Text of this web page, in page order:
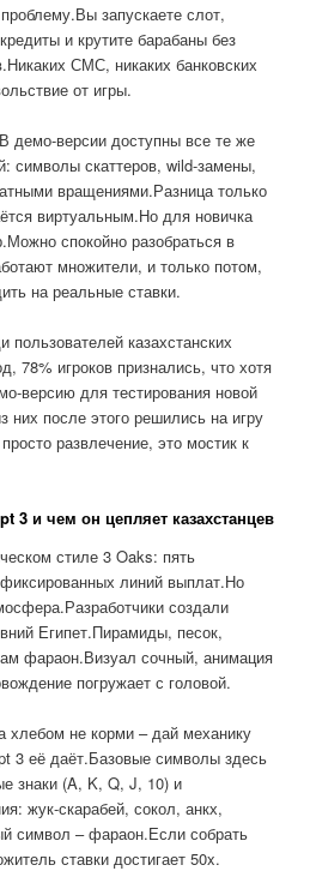
запускаете слот,
и крутите барабаны без
СМС, никаких банковских
от игры.
демо-версии доступны все те же
символы скаттеров, wild-замены,
вращениями.Разница только
виртуальным.Но для новичка
спокойно разобраться в
множители, и только потом,
на реальные ставки.
пользователей казахстанских
78% игроков признались, что хотя
версию для тестирования новой
них после этого решились на игру
развлечение, это мостик к
3 и чем он цепляет казахстанцев
стиле 3 Oaks: пять
линий выплат.Но
создали
Египет.Пирамиды, песок,
фараон.Визуал сочный, анимация
погружает с головой.
хлебом не корми – дай механику
3 её даёт.Базовые символы здесь
знаки (A, K, Q, J, 10) и
жук-скарабей, сокол, анкх,
символ – фараон.Если собрать
ставки достигает 50x.